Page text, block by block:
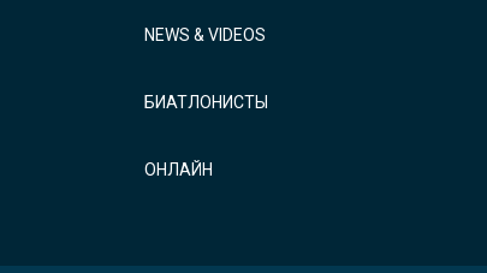
NEWS & VIDEOS
БИАТЛОНИСТЫ
ОНЛАЙН